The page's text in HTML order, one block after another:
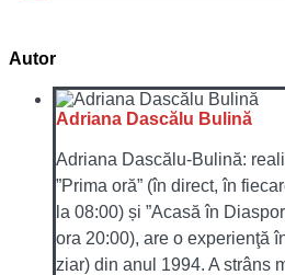
Autor
Adriana Dascălu Bulină
Adriana Dascălu-Bulină:
”Prima oră” (în direct, în
la 08:00) și ”Acasă în
ora 20:00), are o experienţă
ziar) din anul 1994. A strâns